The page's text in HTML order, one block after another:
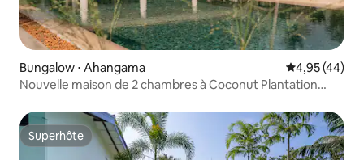
Bungalow ⋅ Ahangama Évaluation
4,95 (44)
Nouvelle maison de 2 chambres à Coconut Plantation
Superhôte
Superhôte